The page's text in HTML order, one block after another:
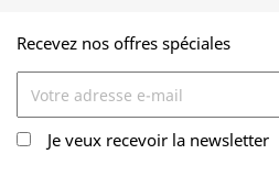
Recevez nos offres spéciales
Je veux recevoir la newsletter